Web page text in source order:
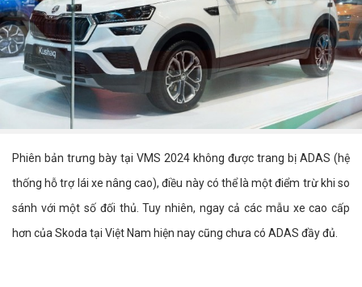
Phiên bản trưng bày tại VMS 2024 không được trang bị ADAS (hệ
thống hỗ trợ lái xe nâng cao), điều này có thể là một điểm trừ khi so
sánh với một số đối thủ. Tuy nhiên, ngay cả các mẫu xe cao cấp
hơn của Skoda tại Việt Nam hiện nay cũng chưa có ADAS đầy đủ.